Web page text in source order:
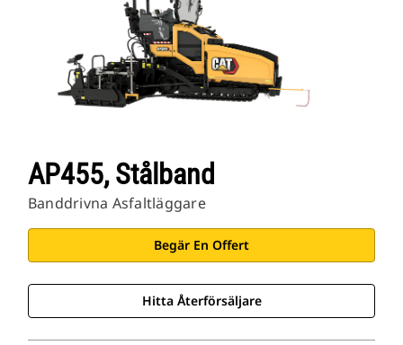
AP455, Stålband
Banddrivna Asfaltläggare
Begär En Offert
Hitta Återförsäljare